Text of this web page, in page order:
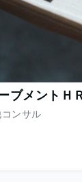
ブメントＨ
ンサル